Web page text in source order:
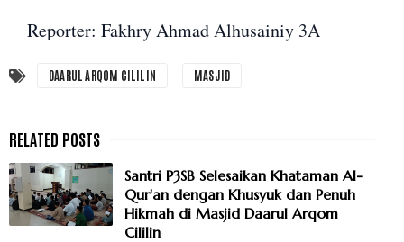
Reporter: Fakhry Ahmad Alhusainiy 3A
DAARUL ARQOM CILILIN MASJID
Santri P3SB Selesaikan Khataman Al-
Qur'an dengan Khusyuk dan Penuh
Hikmah di Masjid Daarul Arqom
Cililin